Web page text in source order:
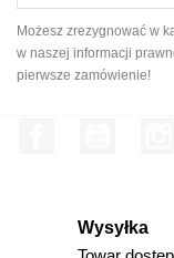
Możesz zrezygnować w
w naszej informacji
pierwsze zamówienie!
Wysyłka